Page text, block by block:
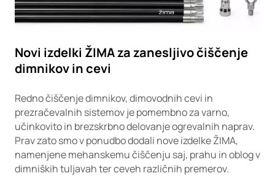
Novi izdelki ŽIMA za zanesljivo čiščenje
dimnikov in cevi
Redno čiščenje dimnikov, dimovodnih cevi in
prezračevalnih sistemov je pomembno za varno,
učinkovito in brezskrbno delovanje ogrevalnih naprav.
Prav zato smo v ponudbo dodali nove izdelke ŽIMA,
namenjene mehanskemu čiščenju saj, prahu in oblog v
dimniških tuljavah ter ceveh različnih premerov.